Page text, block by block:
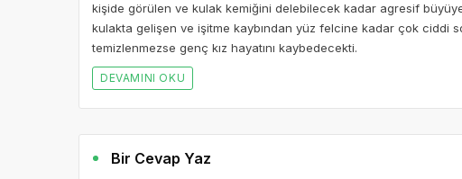
kişide görülen ve kulak kemiğini delebilecek kadar agresif
kulakta gelişen ve işitme kaybından yüz felcine kadar çok ciddi
temizlenmezse genç kız hayatını kaybedecekti.
DEVAMINI OKU
Bir Cevap Yaz